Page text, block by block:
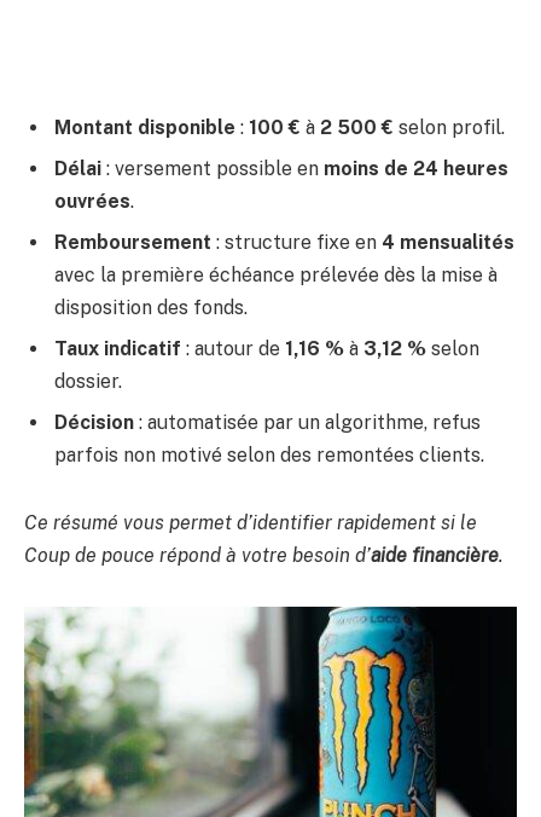
Montant disponible : 100 € à 2 500 € selon profil.
Délai : versement possible en moins de 24 heures
ouvrées.
Remboursement : structure fixe en 4 mensualités
avec la première échéance prélevée dès la mise à
disposition des fonds.
Taux indicatif : autour de 1,16 % à 3,12 % selon
dossier.
Décision : automatisée par un algorithme, refus
parfois non motivé selon des remontées clients.
Ce résumé vous permet d’identifier rapidement si le
Coup de pouce répond à votre besoin d’aide financière.